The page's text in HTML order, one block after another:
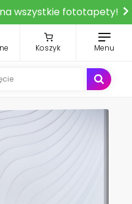
wszystkie fototapety!
Koszyk Menu